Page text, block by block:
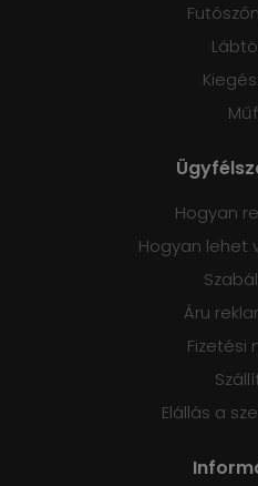
Hogyan
Hogyan lehet
Áru
Fizetési
Elállás a